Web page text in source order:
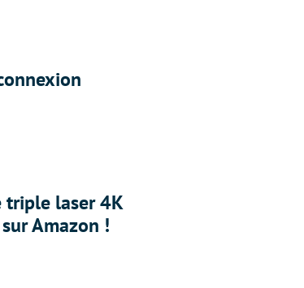
triple laser 4K
Amazon !